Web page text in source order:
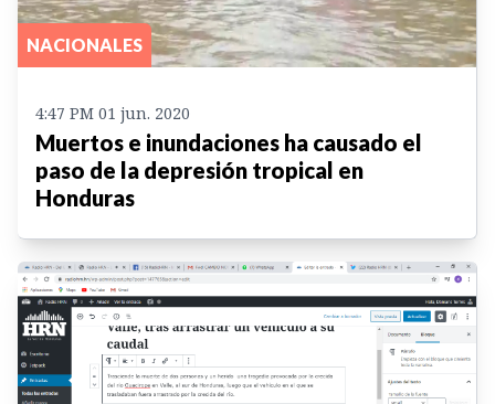
NACIONALES
4:47 PM 01 jun. 2020
Muertos e inundaciones ha causado el
paso de la depresión tropical en
Honduras